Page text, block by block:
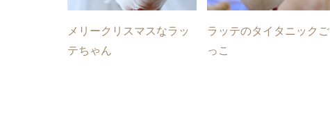
メリークリスマスなラッ
テちゃん
ラッテのタイタニックご
っこ